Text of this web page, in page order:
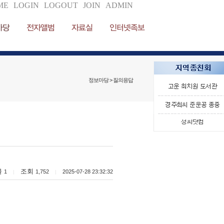
LOGIN LOGOUT JOIN ADMIN
당 전자앨범 자료실 인터넷족보
정보마당 > 질의응답
1 조회 1,752 2025-07-28 23:32:32